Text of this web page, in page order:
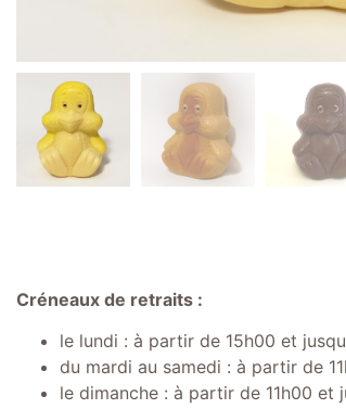
Créneaux de retraits :
le lundi : à partir de 15h00 et
du mardi au samedi : à partir de
le dimanche : à partir de 11h00 et